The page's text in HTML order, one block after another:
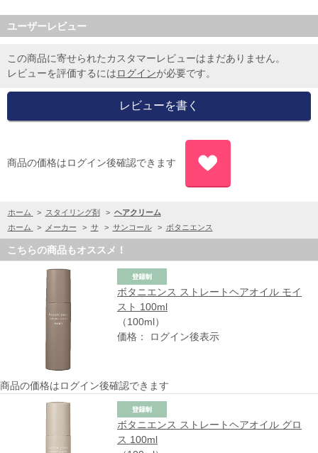
ユーザーレビュー
この商品に寄せられたカスタマーレビューはまだありません。
レビューを評価するにはログインが必要です。
商品の価格はログイン後確認できます
ホーム > スタイリング剤 > ヘアクリーム
ホーム
> メーカー > サ > サンコール > ボタニエンス
こちらの商品もオススメ！
ボタニエンス ストレートヘアオイル モイ
スト 100ml
（100ml）
価格： ログイン後表示
商品の価格はログイン後確認できます
ボタニエンス ストレートヘアオイル グロ
ス 100ml